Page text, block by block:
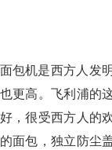
包机是西方人发
更高。飞利浦的
，很受西方人的
面包，独立防尘